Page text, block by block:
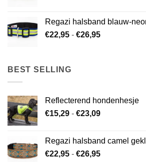
€26,95
Regazi halsband blauw-
€22,95 - €26,95Prijsklasse:
BEST SELLING
Reflecterend hondenhesje
€15,29 - €23,09Prijsklasse:
€23,09
Regazi halsband camel
€22,95 - €26,95Prijsklasse: